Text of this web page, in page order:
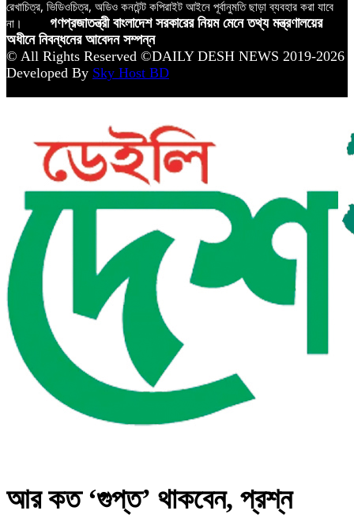
রেখাচিত্র, ভিডিওচিত্র, অডিও কনটেন্ট কপিরাইট আইনে পূর্বানুমতি ছাড়া ব্যবহার করা যাবে
না।
গণপ্রজাতন্ত্রী বাংলাদেশ সরকারের নিয়ম মেনে তথ্য মন্ত্রণালয়ের
অধীনে নিবন্ধনের আবেদন সম্পন্ন
© All Rights Reserved ©DAILY DESH NEWS 2019-2026
Developed By Sky Host BD
আর কত ‘গুপ্ত’ থাকবেন, প্রশ্ন